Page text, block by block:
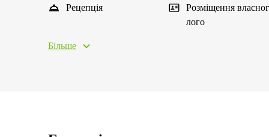
Рецепція
Розміщення
лого
Більше